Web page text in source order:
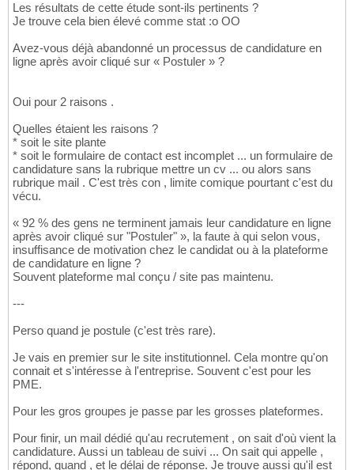
Les résultats de cette étude sont-ils pertinents ?
Je trouve cela bien élevé comme stat :o OO
Avez-vous déjà abandonné un processus de candidature en
ligne après avoir cliqué sur « Postuler » ?
Oui pour 2 raisons .
Quelles étaient les raisons ?
* soit le site plante
* soit le formulaire de contact est incomplet ... un formulaire de
candidature sans la rubrique mettre un cv ... ou alors sans
rubrique mail . C'est très con , limite comique pourtant c'est du
vécu.
« 92 % des gens ne terminent jamais leur candidature en ligne
après avoir cliqué sur "Postuler" », la faute à qui selon vous,
insuffisance de motivation chez le candidat ou à la plateforme
de candidature en ligne ?
Souvent plateforme mal conçu / site pas maintenu.
---
Perso quand je postule (c'est très rare).
Je vais en premier sur le site institutionnel. Cela montre qu'on
connait et s'intéresse à l'entreprise. Souvent c'est pour les
PME.
Pour les gros groupes je passe par les grosses plateformes.
Pour finir, un mail dédié qu'au recrutement , on sait d'où vient la
candidature. Aussi un tableau de suivi ... On sait qui appelle ,
répond, quand , et le délai de réponse. Je trouve aussi qu'il est